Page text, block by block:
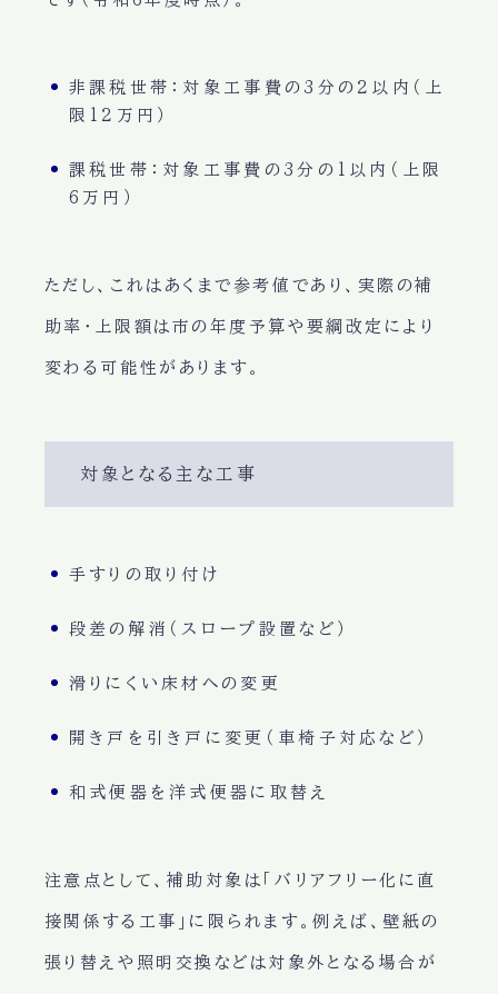
非課税世帯： 対象工事費の3分の2以内（上
限12万円）
課税世帯： 対象工事費の3分の1以内（上限
6万円）
ただし、これはあくまで参考値であり、実際の補
助率・上限額は市の年度予算や要綱改定により
変わる可能性があります。
対象となる主な工事
手すりの取り付け
段差の解消（スロープ設置など）
滑りにくい床材への変更
開き戸を引き戸に変更（車椅子対応など）
和式便器を洋式便器に取替え
注意点として、補助対象は「バリアフリー化に直
接関係する工事」に限られます。例えば、壁紙の
張り替えや照明交換などは対象外となる場合が